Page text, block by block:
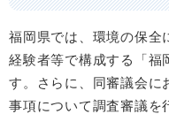
福岡県では、環境の保全
経験者等で構成する「福
す。さらに、同審議会に
事項について調査審議を